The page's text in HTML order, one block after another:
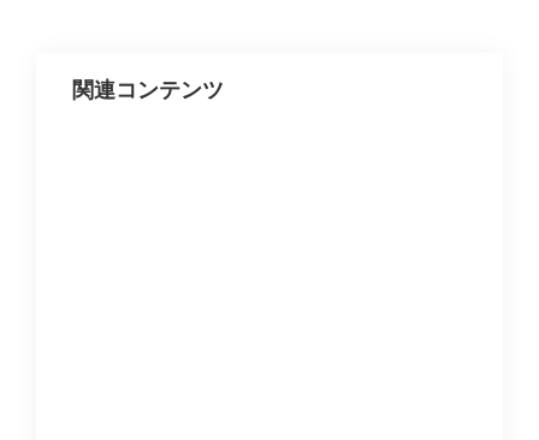
関連コンテンツ